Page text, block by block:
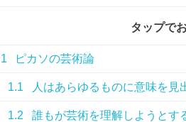
タップで
1 ピカソの芸術論
1.1 人はあらゆるものに意味を見
1.2 誰もが芸術を理解しようとす